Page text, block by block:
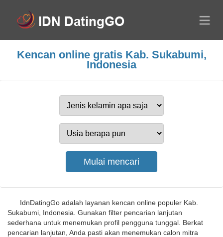
Kencan online gratis Kab. Sukabumi,
Indonesia
IdnDatingGo adalah layanan kencan online populer Kab.
Sukabumi, Indonesia. Gunakan filter pencarian lanjutan
sederhana untuk menemukan profil pengguna tunggal. Berkat
pencarian lanjutan, Anda pasti akan menemukan calon mitra